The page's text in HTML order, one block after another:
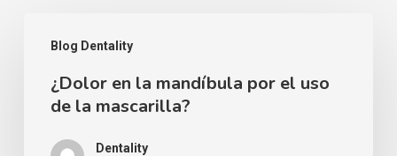
Blog Dentality
mandíbula
¿Dolor en la mandíbula por el uso
de la mascarilla?
Dentality